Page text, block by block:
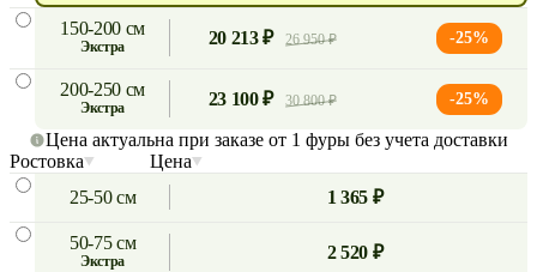
150-200 см
экстра 20 213 ₽ 26 950 ₽ -25%
200-250 см
экстра 23 100 ₽ 30 800 ₽ -25%
Цена актуальна при заказе от 1 фуры без учета доставки
Ростовка
Цена
25-50 см
1 365 ₽
50-75 см
экстра 2 520 ₽